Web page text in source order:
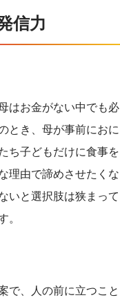
信力
はお金がない中でも必
とき、母が事前におに
ち子どもだけに食事を
理由で諦めさせたくな
いと選択肢は狭まって
。
で、人の前に立つこと